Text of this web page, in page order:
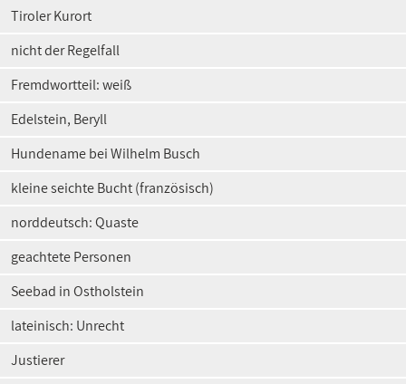
Tiroler Kurort
nicht der Regelfall
Fremdwortteil: weiß
Edelstein, Beryll
Hundename bei Wilhelm Busch
kleine seichte Bucht (französisch)
norddeutsch: Quaste
geachtete Personen
Seebad in Ostholstein
lateinisch: Unrecht
Justierer